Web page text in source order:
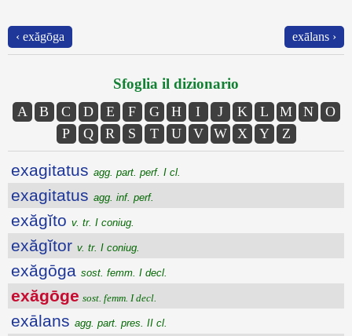
‹ exăgōga exālans ›
Sfoglia il dizionario
A B C D E F G H I J K L M N
O
P
Q R S T U V W X Y Z
exagitatus agg. part. perf. I cl.
exagitatus agg. inf. perf.
exăgĭto v. tr. I coniug.
exăgĭtor v. tr. I coniug.
exăgōga sost. femm. I decl.
exăgōge sost. femm. I decl.
exālans agg. part. pres. II cl.